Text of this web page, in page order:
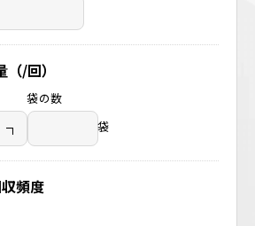
/回）
袋の数
袋
頻度